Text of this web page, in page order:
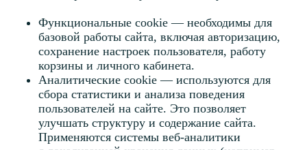
10.5 Технические меры составляют:
Применение средств защиты информации
(межсетевые экраны, системы обнаружения
вторжений, антивирусная защита),
прошедших процедуру оценки соответствия
требованиям законодательства;
Использование механизмов шифрования
(HTTPS/SSL) для передачи данных между
пользователем и сайтом;
Регулярное обновление используемого
программного обеспечения для устранения
известных уязвимостей.